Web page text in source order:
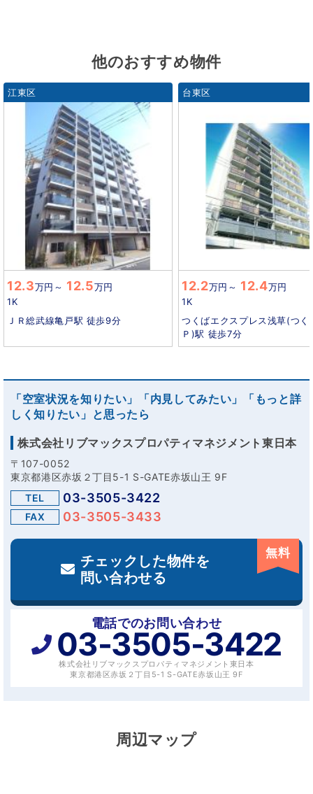
他のおすすめ物件
江東区
12.3万円 ～ 12.5万円
1K
ＪＲ総武線亀戸駅 徒歩9分
台東区
12.2万円 ～ 12.4万円
1K
つくばエクスプレス浅草(つく
Ｐ)駅 徒歩7分
「空室状況を知りたい」「内見してみたい」「もっと詳
しく知りたい」と思ったら
株式会社リブマックスプロパティマネジメント東日本
〒107-0052
東京都港区赤坂２丁目5-1 S-GATE赤坂山王 9F
TEL
03-3505-3422
FAX 03-3505-3433
チェックした物件を
問い合わせる
無料
電話でのお問い合わせ
03-3505-3422
株式会社リブマックスプロパティマネジメント東日本
東京都港区赤坂２丁目5-1 S-GATE赤坂山王 9F
周辺マップ